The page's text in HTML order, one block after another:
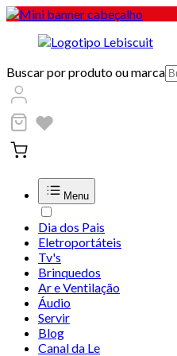
Buscar por produto ou marca
Menu
Dia dos Pais
Eletroportáteis
Tv's
Brinquedos
Ar e Ventilação
Áudio
Servir
Blog
Canal da Le